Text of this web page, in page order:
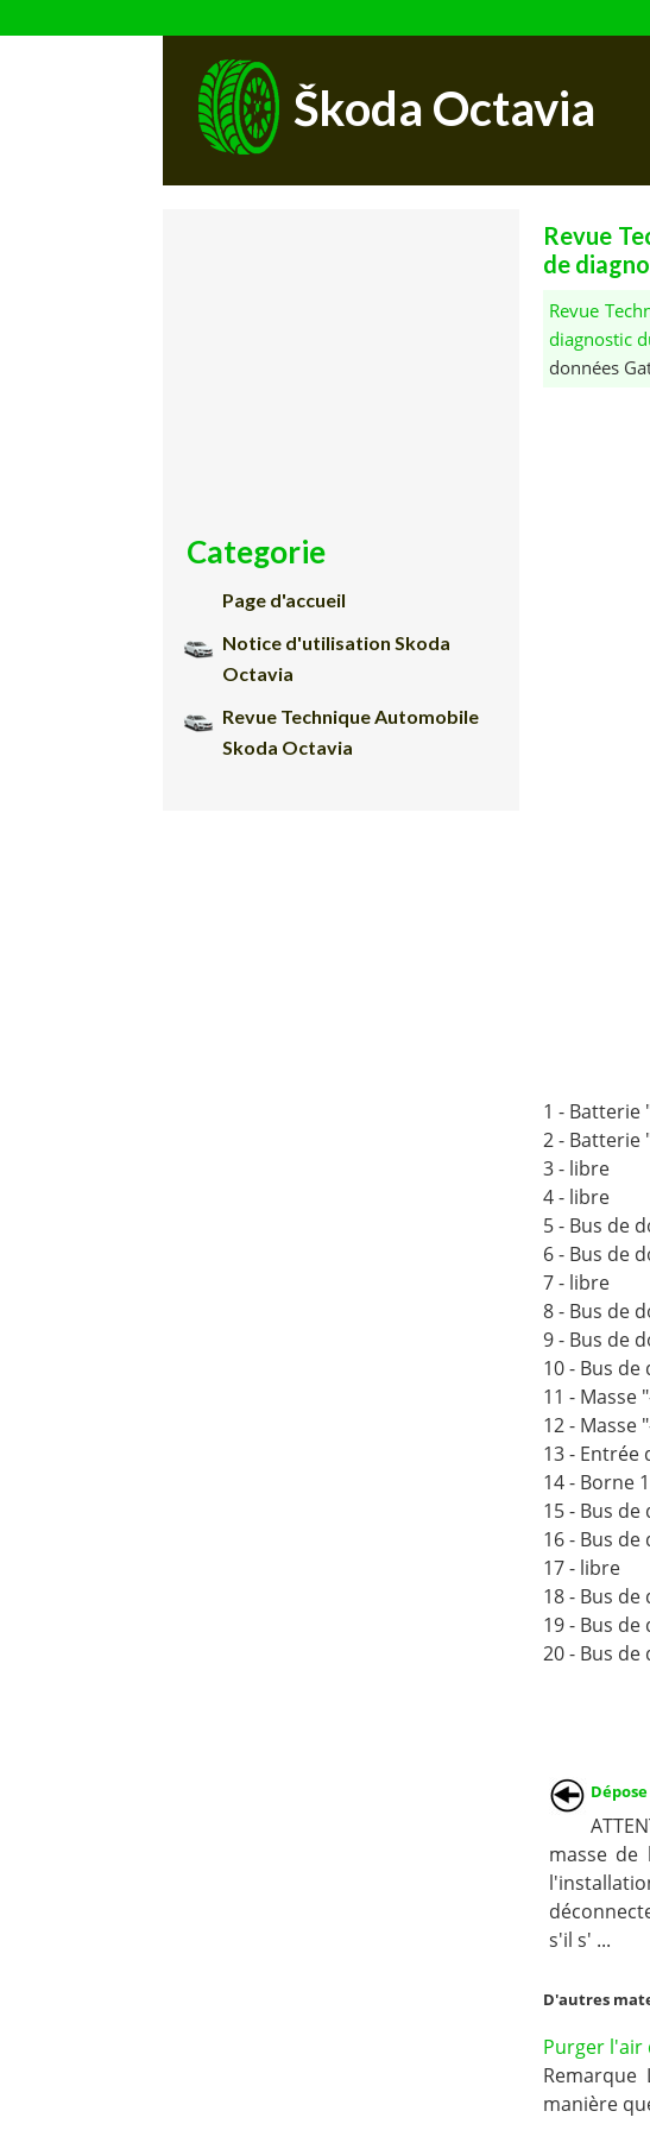
Škoda Octavia
Revue
de
Revue
diagnostic
données
1 - Batterie
2 - Batterie
3 - libre
4 - libre
5 - Bus de
6 - Bus de
7 - libre
8 - Bus de
9 - Bus de
10 - Bus
11 - Masse
12 - Masse
13 -
14 - Borne
15 - Bus
16 - Bus
17 - libre
18 - Bus
19 - Bus
20 - Bus
masse
s'il s' ...
D'autres
Purger l'air
manière
Categorie
Page d'accueil
Notice d'utilisation Skoda
Octavia
Revue Technique Automobile
Skoda Octavia